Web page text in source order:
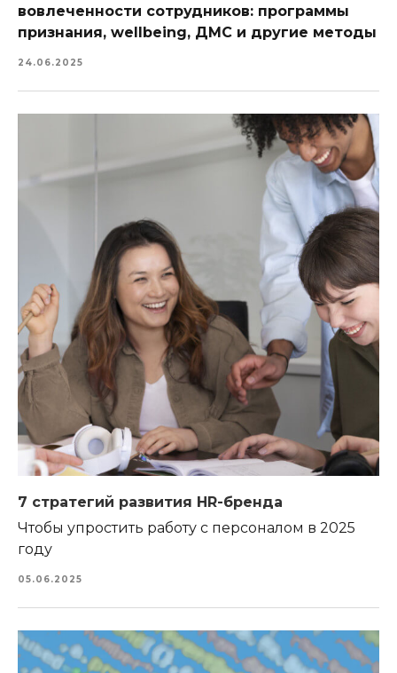
вовлеченности сотрудников: программы
признания, wellbeing, ДМС и другие методы
24.06.2025
7 стратегий развития HR-бренда
Чтобы упростить работу с персоналом в 2025
году
05.06.2025